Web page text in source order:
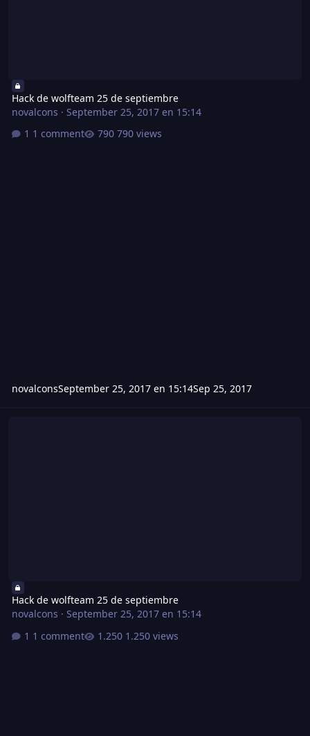
Hack de wolfteam 25 de septiembre
novalcons · September 25, 2017 en 15:14
1 comment
790 views
novalconsSeptember 25, 2017 en 15:14Sep 25, 2017
Hack de wolfteam 25 de septiembre
novalcons · September 25, 2017 en 15:14
1 comment
1.250 views